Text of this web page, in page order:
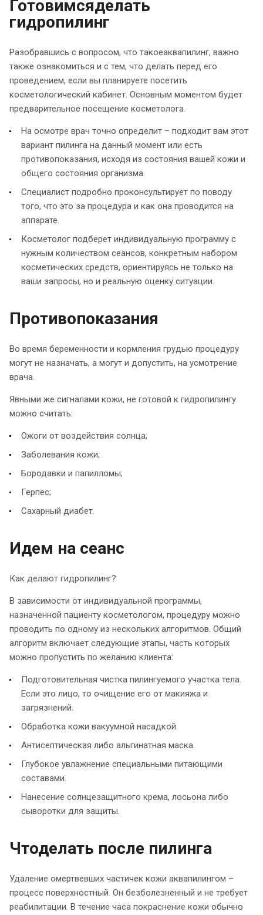
Готовимсяделать
гидропилинг
Разобравшись с вопросом, что такоеаквапилинг, важно
также ознакомиться и с тем, что делать перед его
проведением, если вы планируете посетить
косметологический кабинет. Основным моментом будет
предварительное посещение косметолога.
На осмотре врач точно определит – подходит вам этот
вариант пилинга на данный момент или есть
противопоказания, исходя из состояния вашей кожи и
общего состояния организма.
Специалист подробно проконсультирует по поводу
того, что это за процедура и как она проводится на
аппарате.
Косметолог подберет индивидуальную программу с
нужным количеством сеансов, конкретным набором
косметических средств, ориентируясь не только на
ваши запросы, но и реальную оценку ситуации.
Противопоказания
Во время беременности и кормления грудью процедуру
могут не назначать, а могут и допустить, на усмотрение
врача.
Явными же сигналами кожи, не готовой к гидропилингу
можно считать:
Ожоги от воздействия солнца;
Заболевания кожи;
Бородавки и папилломы;
Герпес;
Сахарный диабет.
Идем на сеанс
Как делают гидропилинг?
В зависимости от индивидуальной программы,
назначенной пациенту косметологом, процедуру можно
проводить по одному из нескольких алгоритмов. Общий
алгоритм включает следующие этапы, часть которых
можно пропустить по желанию клиента:
Подготовительная чистка пилингуемого участка тела.
Если это лицо, то очищение его от макияжа и
загрязнений.
Обработка кожи вакуумной насадкой.
Антисептическая либо альгинатная маска.
Глубокое увлажнение специальными питающими
составами.
Нанесение солнцезащитного крема, лосьона либо
сыворотки для защиты.
Чтоделать после пилинга
Удаление омертвевших частичек кожи аквапилингом –
процесс поверхностный. Он безболезненный и не требует
реабилитации. В течение часа покраснение кожи обычно